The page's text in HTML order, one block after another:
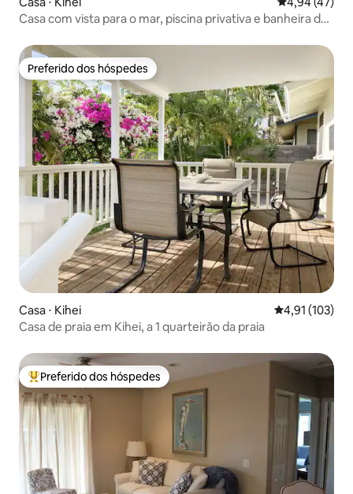
Casa com vista para o mar, piscina privativa e banheira de
Preferido dos hóspedes
Preferido dos hóspedes
Casa ⋅ Kihei 4,91 de uma
4,91 (103)
Casa de praia em Kihei, a 1 quarteirão da praia
Entre os melhores preferidos dos hóspedes
Preferido dos hóspedes